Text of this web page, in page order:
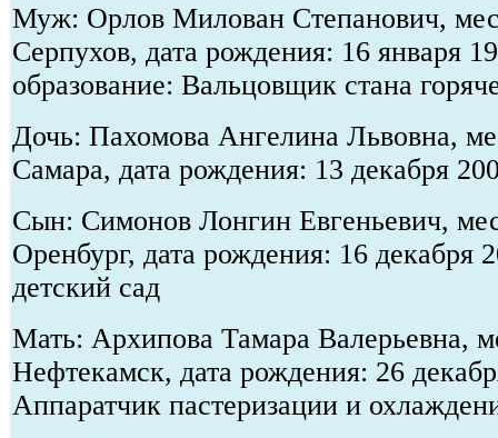
Муж: Орлов Милован Степанович,
Серпухов, дата рождения: 16 января
образование: Вальцовщик стана
Дочь: Пахомова Ангелина Львовна,
Самара, дата рождения: 13 декабря
Сын: Симонов Лонгин Евгеньевич,
Оренбург, дата рождения: 16 декабря
детский сад
Мать: Архипова Тамара Валерьевна,
Нефтекамск, дата рождения: 26
Аппаратчик пастеризации и